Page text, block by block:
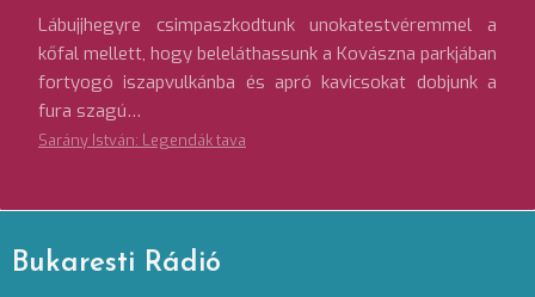
Lábujjhegyre csimpaszkodtunk unokatestvéremmel a
kőfal mellett, hogy beleláthassunk a Kovászna parkjában
fortyogó iszapvulkánba és apró kavicsokat dobjunk a
fura szagú…
Sarány István: Legendák tava
Bukaresti Rádió